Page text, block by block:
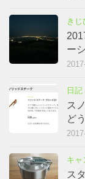
き
ー
日記
ス
ど
キャ
ス